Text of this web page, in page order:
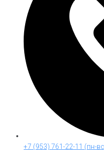
+7 (953) 761-22-11 (пн-